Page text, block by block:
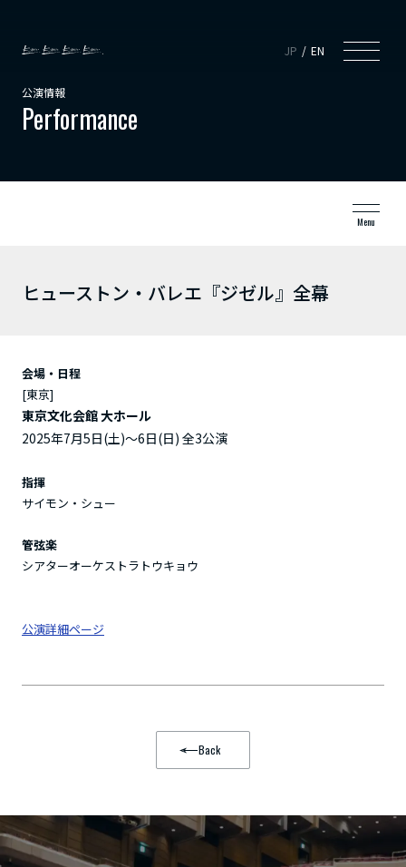
JP EN
公演情報
Performance
Menu
ヒューストン・バレエ『ジゼル』全幕
会場・日程
[東京]
東京文化会館 大ホール
2025年7月5日(土)～6日(日) 全3公演
指揮
サイモン・シュー
管弦楽
シアターオーケストラトウキョウ
公演詳細ページ
Back